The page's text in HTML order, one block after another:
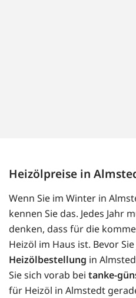
Heizölpreise in
Wenn Sie im Winter in
kennen Sie das. Jedes Jahr
denken, dass für die
Heizöl im Haus ist. Bevor
Heizölbestellung in
Sie sich vorab bei tanke-
für Heizöl in Almstedt